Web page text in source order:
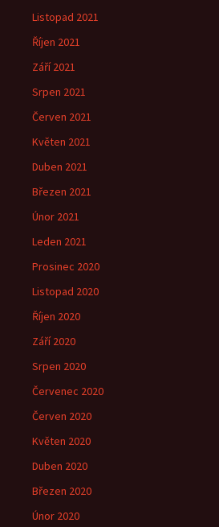
Listopad 2021
Říjen 2021
Září 2021
Srpen 2021
Červen 2021
Květen 2021
Duben 2021
Březen 2021
Únor 2021
Leden 2021
Prosinec 2020
Listopad 2020
Říjen 2020
Září 2020
Srpen 2020
Červenec 2020
Červen 2020
Květen 2020
Duben 2020
Březen 2020
Únor 2020